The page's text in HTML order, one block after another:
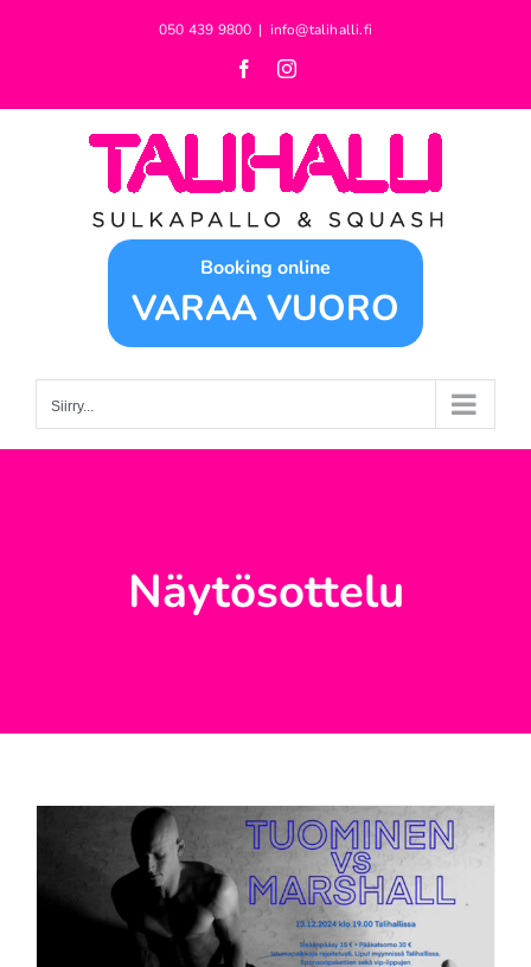
050 439 9800 | info@talihalli.fi
FacebookInstagram
Booking online
VARAA VUORO
Siirry...
Näytösottelu